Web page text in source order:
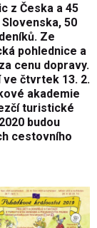
z Česka a 45
50
Ze
pohlednice a
cenu dopravy.
ve čtvrtek 13. 2.
akademie
turistické
budou
cestovního